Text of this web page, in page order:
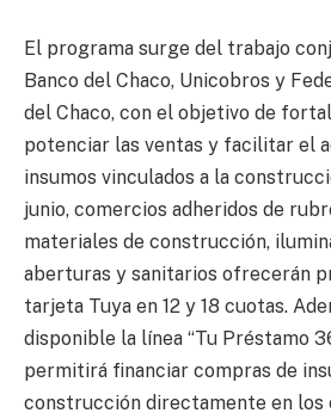
El programa surge del trabajo
Banco del Chaco, Unicobros y
del Chaco, con el objetivo de
potenciar las ventas y facilitar el
insumos vinculados a la
junio, comercios adheridos de
materiales de construcción,
aberturas y sanitarios ofrecerán
tarjeta Tuya en 12 y 18 cuotas.
disponible la línea “Tu Préstamo
permitirá financiar compras de
construcción directamente en los